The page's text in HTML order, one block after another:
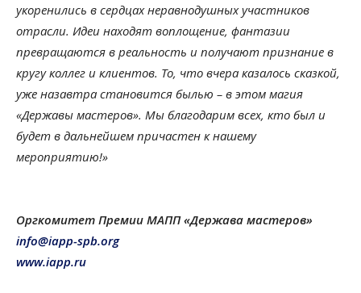
укоренились в сердцах неравнодушных участников
отрасли. Идеи находят воплощение, фантазии
превращаются в реальность и получают признание в
кругу коллег и клиентов. То, что вчера казалось сказкой,
уже назавтра становится былью – в этом магия
«Державы мастеров». Мы благодарим всех, кто был и
будет в дальнейшем причастен к нашему
мероприятию!»
Оргкомитет Премии МАПП «Держава мастеров»
info@iapp-spb.org
www.iapp.ru